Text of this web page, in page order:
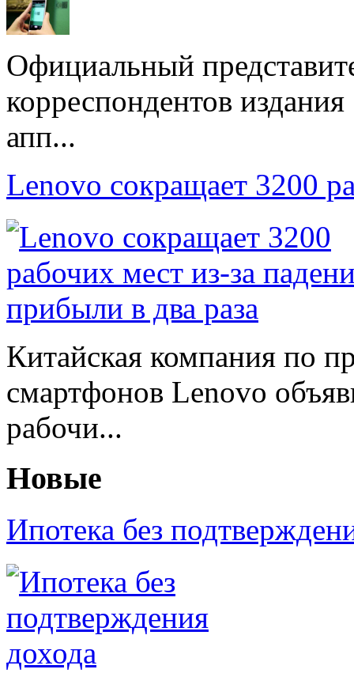
Официальный
корреспондентов
апп...
Lenovo сокращает 3200
Китайская компания по
смартфонов Lenovo
рабочи...
Новые
Ипотека без